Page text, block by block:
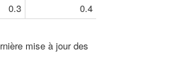
0.3
0.4
mise à jour des